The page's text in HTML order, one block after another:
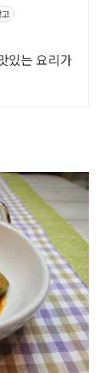
있는 요리가